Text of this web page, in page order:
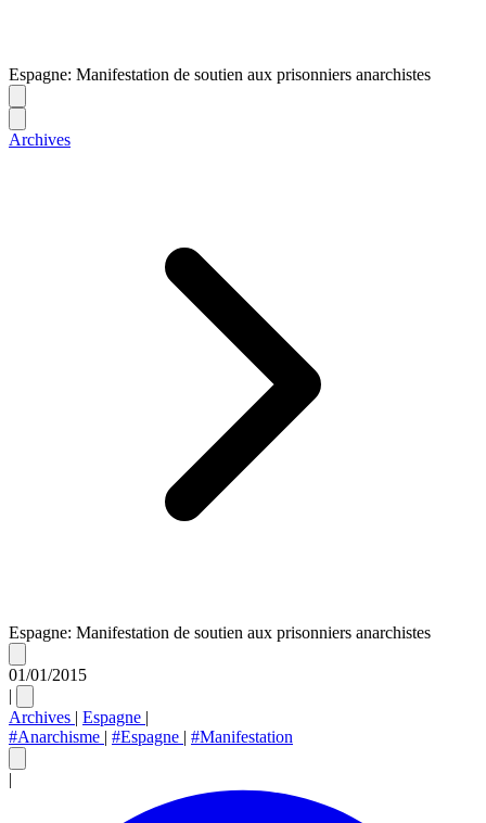
Espagne: Manifestation de soutien aux prisonniers anarchistes
Archives
Espagne: Manifestation de soutien aux prisonniers anarchistes
01/01/2015
|
Archives | Espagne |
#Anarchisme | #Espagne | #Manifestation
|